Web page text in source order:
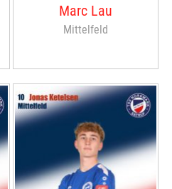
Marc Lau
Mittelfeld